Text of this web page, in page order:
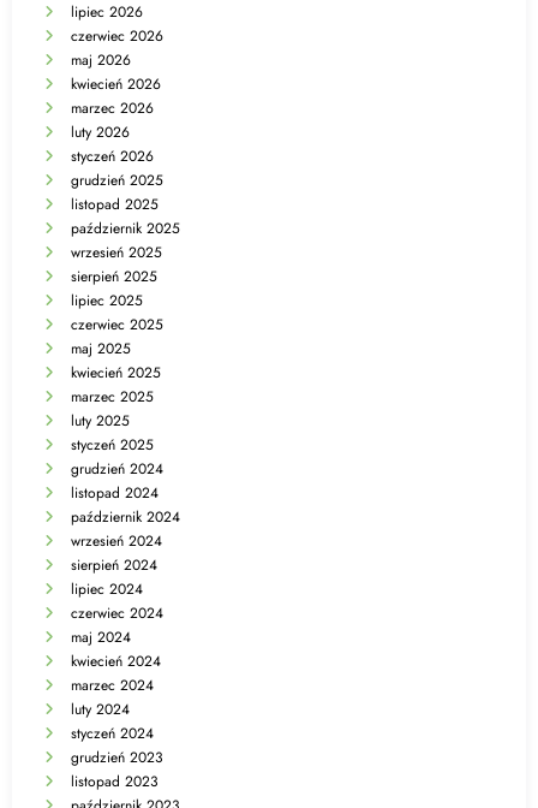
lipiec 2026
czerwiec 2026
maj 2026
kwiecień 2026
marzec 2026
luty 2026
styczeń 2026
grudzień 2025
listopad 2025
październik 2025
wrzesień 2025
sierpień 2025
lipiec 2025
czerwiec 2025
maj 2025
kwiecień 2025
marzec 2025
luty 2025
styczeń 2025
grudzień 2024
listopad 2024
październik 2024
wrzesień 2024
sierpień 2024
lipiec 2024
czerwiec 2024
maj 2024
kwiecień 2024
marzec 2024
luty 2024
styczeń 2024
grudzień 2023
listopad 2023